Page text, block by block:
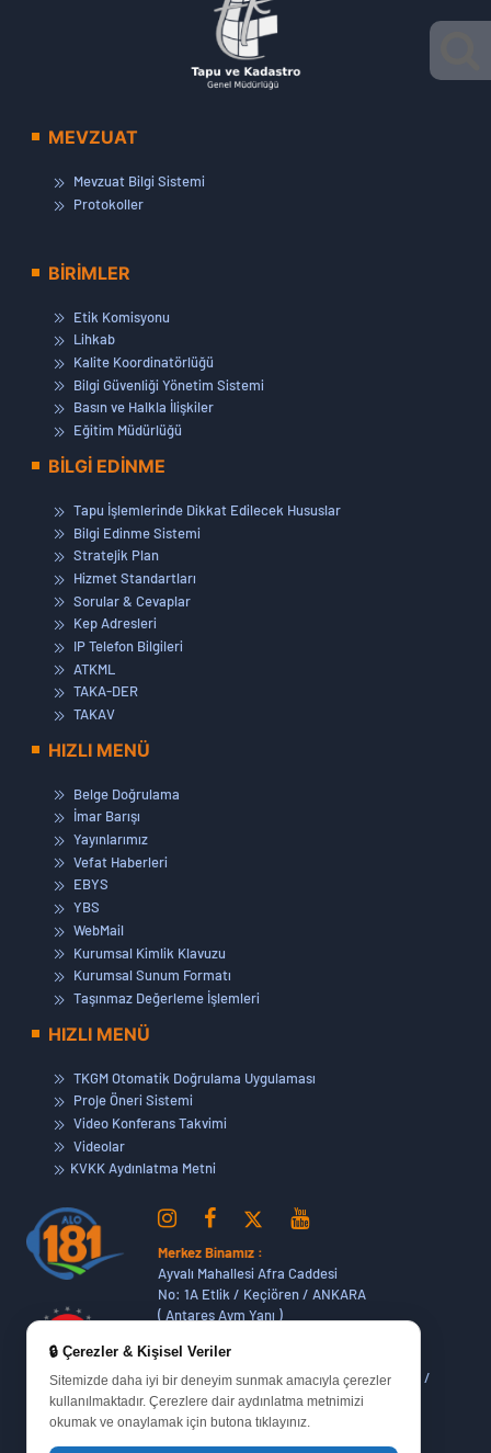
🔒 Çerezler & Kişisel Veriler
Sitemizde daha iyi bir deneyim sunmak amacıyla çerezler
kullanılmaktadır. Çerezlere dair aydınlatma metnimizi
okumak ve onaylamak için butona tıklayınız.
MEVZUAT
Mevzuat Bilgi Sistemi
Protokoller
BİRİMLER
Etik Komisyonu
Lihkab
Kalite Koordinatörlüğü
Bilgi Güvenliği Yönetim Sistemi
Basın ve Halkla İlişkiler
Eğitim Müdürlüğü
BİLGİ EDİNME
Tapu İşlemlerinde Dikkat Edilecek Hususlar
Bilgi Edinme Sistemi
Stratejik Plan
Hizmet Standartları
Sorular & Cevaplar
Kep Adresleri
IP Telefon Bilgileri
ATKML
TAKA-DER
TAKAV
HIZLI MENÜ
Belge Doğrulama
İmar Barışı
Yayınlarımız
Vefat Haberleri
EBYS
YBS
WebMail
Kurumsal Kimlik Klavuzu
Kurumsal Sunum Formatı
Taşınmaz Değerleme İşlemleri
HIZLI MENÜ
TKGM Otomatik Doğrulama Uygulaması
Proje Öneri Sistemi
Video Konferans Takvimi
Videolar
KVKK Aydınlatma Metni
Merkez Binamız :
Ayvalı Mahallesi Afra Caddesi
No: 1A Etlik / Keçiören / ANKARA
( Antares Avm Yanı )
Dikmen Hizmet Binamız :
Dikmen Caddesi No:14 (06420) Bakanlıklar /
ANKARA